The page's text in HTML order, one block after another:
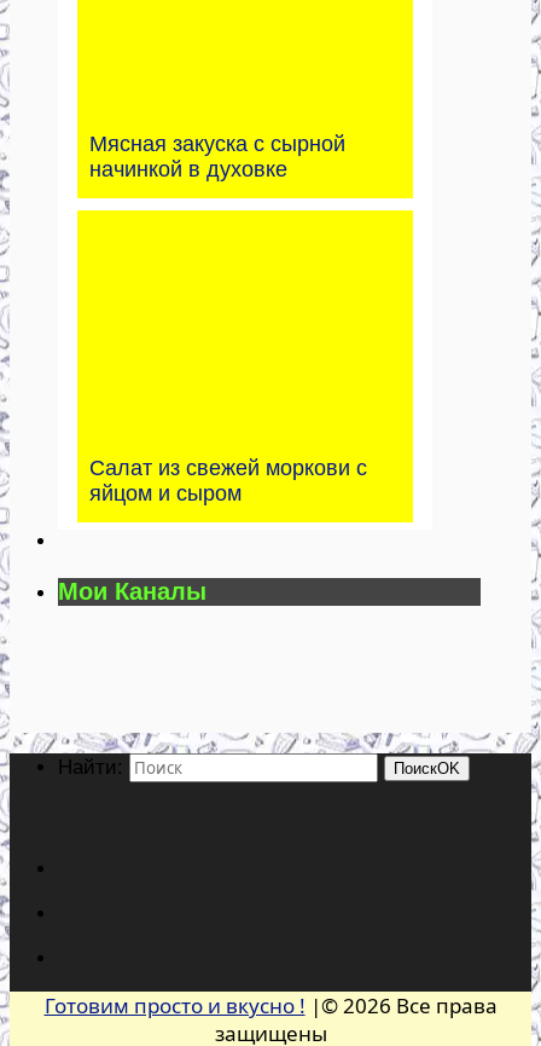
Мясная закуска с сырной
начинкой в духовке
Салат из свежей моркови с
яйцом и сыром
Мои Каналы
Найти: ПоискOK
Готовим просто и вкусно ! |© 2026 Все права
защищены